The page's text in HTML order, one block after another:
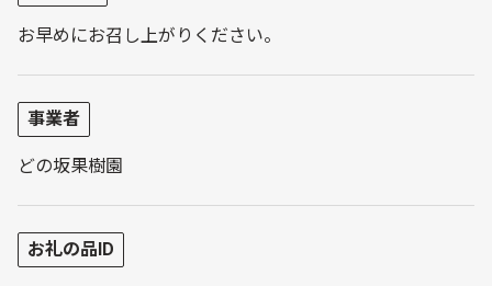
お早めにお召し上がりください。
事業者
どの坂果樹園
お礼の品ID